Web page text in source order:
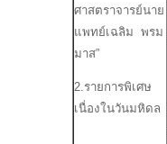
ศาสตราจารย์นาย
แพทย์เฉลิม พรม
มาส”
2.รายการพิเศษ
เนื่องในวันมหิดล